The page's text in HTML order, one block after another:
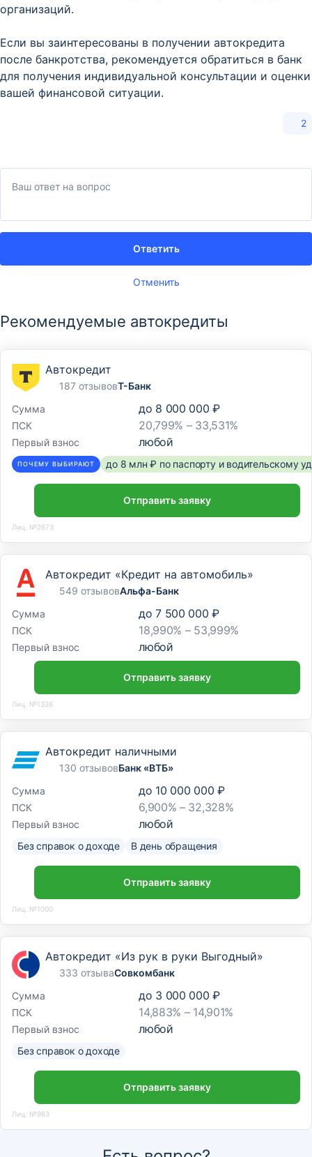
организаций.
Если вы заинтересованы в получении автокредита
после банкротства, рекомендуется обратиться в банк
для получения индивидуальной консультации и оценки
вашей финансовой ситуации.
2
Отменить
Ответить
Рекомендуемые автокредиты
Автокредит
187 отзывовТ-Банк
Сумма
до 8 000 000 ₽
ПСК 20,799% – 33,531%
Первый взнос любой
ПОЧЕМУ ВЫБИРАЮТ до 8 млн ₽ по паспорту и водительскому
Отправить заявку
Лиц. №2673
Автокредит «Кредит на автомобиль»
549 отзывовАльфа-Банк
Сумма
до 7 500 000 ₽
ПСК 18,990% – 53,999%
Первый взнос любой
Отправить заявку
Лиц. №1326
Автокредит наличными
130 отзывовБанк «ВТБ»
Сумма
до 10 000 000 ₽
ПСК 6,900% – 32,328%
Первый взнос любой
Без справок о доходе В день обращения
Отправить заявку
Лиц. №1000
Автокредит «Из рук в руки Выгодный»
333 отзываСовкомбанк
Сумма
до 3 000 000 ₽
ПСК 14,883% – 14,901%
Первый взнос любой
Без справок о доходе
Отправить заявку
Лиц. №963